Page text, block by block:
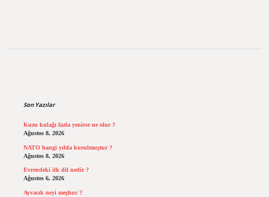
Son Yazılar
Kuzu kulağı fazla yenirse ne olur ?
Ağustos 8, 2026
NATO hangi yılda kurulmuştur ?
Ağustos 8, 2026
Evrendeki ilk dil nedir ?
Ağustos 6, 2026
Ayvacık neyi meşhur ?